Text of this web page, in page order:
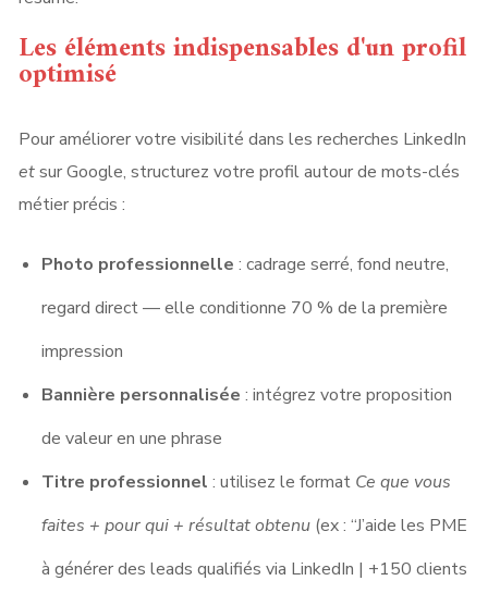
Les éléments indispensables d'un profil
optimisé
Pour améliorer votre visibilité dans les recherches LinkedIn
etsur Google, structurez votre profil autour de mots-clés
métier précis :
Photo professionnelle : cadrage serré, fond neutre,
regard direct — elle conditionne 70 % de la première
impression
Bannière personnalisée : intégrez votre proposition
de valeur en une phrase
Titre professionnel : utilisez le format Ce que vous
faites + pour qui + résultat obtenu (ex : “J’aide les PME
à générer des leads qualifiés via LinkedIn | +150 clients